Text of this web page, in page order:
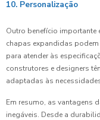
10. Personalização
Outro benefício
chapas expandidas
para atender às
construtores e designers
adaptadas às
Em resumo, as vantagens
inegáveis. Desde a